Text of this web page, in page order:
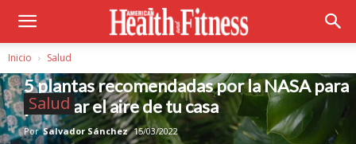
Inicio Salud
Salud
5 plantas recomendadas por la NASA para
purificar el aire de tu casa
Por Salvador Sánchez 15/03/2022